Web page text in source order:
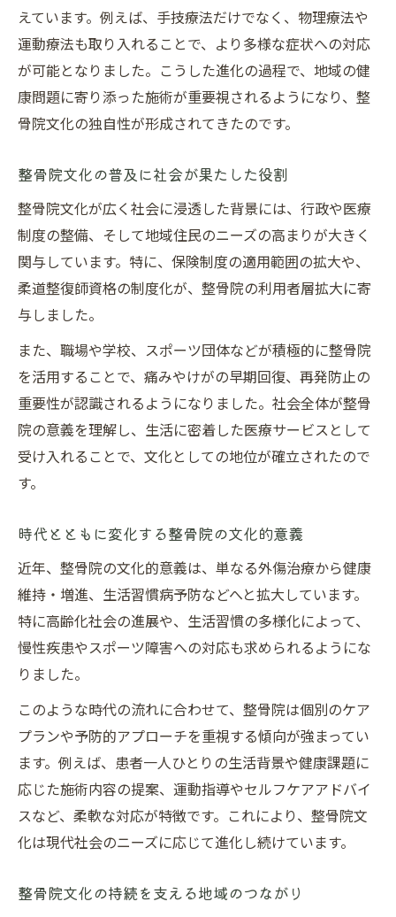
えています。例えば、手技療法だけでなく、物理療法や
運動療法も取り入れることで、より多様な症状への対応
が可能となりました。こうした進化の過程で、地域の健
康問題に寄り添った施術が重要視されるようになり、整
骨院文化の独自性が形成されてきたのです。
整骨院文化の普及に社会が果たした役割
整骨院文化が広く社会に浸透した背景には、行政や医療
制度の整備、そして地域住民のニーズの高まりが大きく
関与しています。特に、保険制度の適用範囲の拡大や、
柔道整復師資格の制度化が、整骨院の利用者層拡大に寄
与しました。
また、職場や学校、スポーツ団体などが積極的に整骨院
を活用することで、痛みやけがの早期回復、再発防止の
重要性が認識されるようになりました。社会全体が整骨
院の意義を理解し、生活に密着した医療サービスとして
受け入れることで、文化としての地位が確立されたので
す。
時代とともに変化する整骨院の文化的意義
近年、整骨院の文化的意義は、単なる外傷治療から健康
維持・増進、生活習慣病予防などへと拡大しています。
特に高齢化社会の進展や、生活習慣の多様化によって、
慢性疾患やスポーツ障害への対応も求められるようにな
りました。
このような時代の流れに合わせて、整骨院は個別のケア
プランや予防的アプローチを重視する傾向が強まってい
ます。例えば、患者一人ひとりの生活背景や健康課題に
応じた施術内容の提案、運動指導やセルフケアアドバイ
スなど、柔軟な対応が特徴です。これにより、整骨院文
化は現代社会のニーズに応じて進化し続けています。
整骨院文化の持続を支える地域のつながり